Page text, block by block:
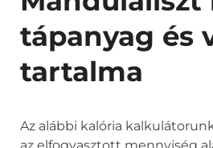
tápanyag és
tartalma
Az alábbi kalória